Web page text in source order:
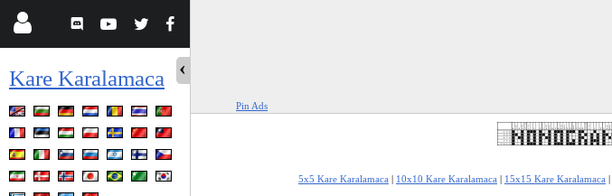
Kare Karalamaca
Pin Ads
5x5 Kare Karalamaca | 10x10 Kare Karalamaca | 15x15 Kare Karalamaca |